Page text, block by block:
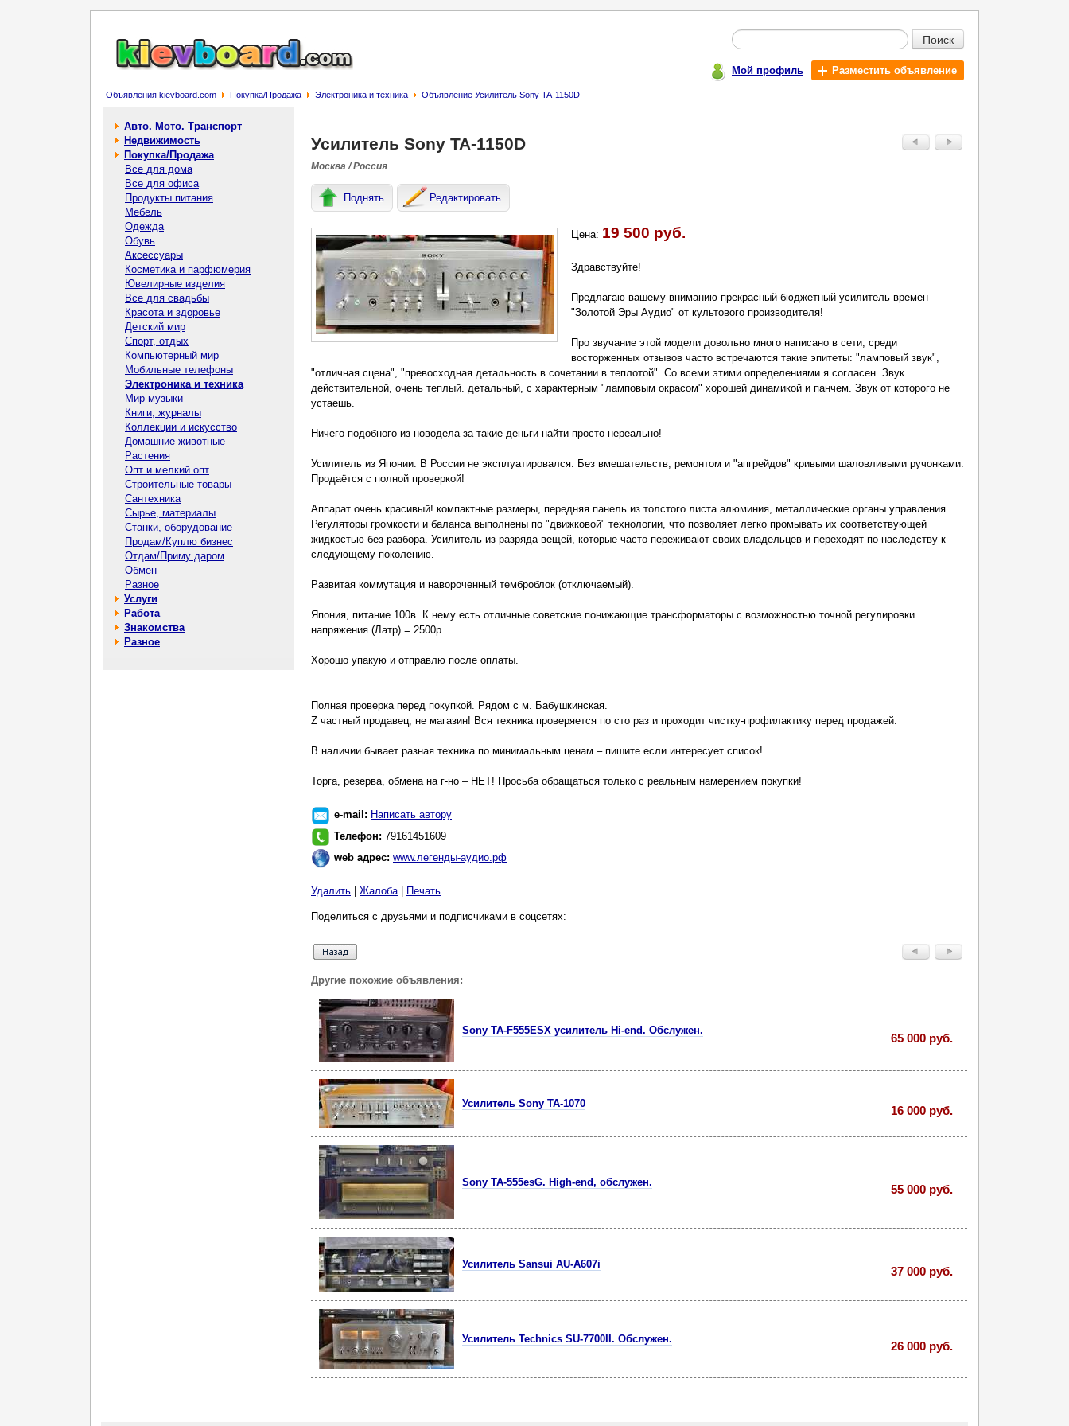
Поиск
Мой профиль Разместить объявление
Объявления kievboard.com Покупка/Продажа Электроника и техника Объявление Усилитель Sony TA-1150D
Авто. Мото. Транспорт
Недвижимость
Покупка/Продажа
Все для дома
Все для офиса
Продукты питания
Мебель
Одежда
Обувь
Аксессуары
Косметика и парфюмерия
Ювелирные изделия
Все для свадьбы
Красота и здоровье
Детский мир
Спорт, отдых
Компьютерный мир
Мобильные телефоны
Электроника и техника
Мир музыки
Книги, журналы
Коллекции и искусство
Домашние животные
Растения
Опт и мелкий опт
Строительные товары
Сантехника
Сырье, материалы
Станки, оборудование
Продам/Куплю бизнес
Отдам/Приму даром
Обмен
Разное
Услуги
Работа
Знакомства
Разное
Усилитель Sony TA-1150D
Москва / Россия
Поднять Редактировать
Цена: 19 500 руб.
Здравствуйте!
Предлагаю вашему вниманию прекрасный бюджетный усилитель времен
"Золотой Эры Аудио" от культового производителя!
Про звучание этой модели довольно много написано в сети, среди
восторженных отзывов часто встречаются такие эпитеты: "ламповый звук",
"отличная сцена", "превосходная детальность в сочетании в теплотой". Со всеми этими определениями я согласен. Звук.
действительной, очень теплый. детальный, с характерным "ламповым окрасом" хорошей динамикой и панчем. Звук от которого не
устаешь.
Ничего подобного из новодела за такие деньги найти просто нереально!
Усилитель из Японии. В России не эксплуатировался. Без вмешательств, ремонтом и "апгрейдов" кривыми шаловливыми ручонками.
Продаётся с полной проверкой!
Аппарат очень красивый! компактные размеры, передняя панель из толстого листа алюминия, металлические органы управления.
Регуляторы громкости и баланса выполнены по "движковой" технологии, что позволяет легко промывать их соответствующей
жидкостью без разбора. Усилитель из разряда вещей, которые часто переживают своих владельцев и переходят по наследству к
следующему поколению.
Развитая коммутация и навороченный темброблок (отключаемый).
Япония, питание 100в. К нему есть отличные советские понижающие трансформаторы с возможностью точной регулировки
напряжения (Латр) = 2500р.
Хорошо упакую и отправлю после оплаты.
Полная проверка перед покупкой. Рядом с м. Бабушкинская.
Z частный продавец, не магазин! Вся техника проверяется по сто раз и проходит чистку-профилактику перед продажей.
В наличии бывает разная техника по минимальным ценам – пишите если интересует список!
Торга, резерва, обмена на г-но – НЕТ! Просьба обращаться только с реальным намерением покупки!
e-mail: Написать автору
Телефон: 79161451609
web адрес: www.легенды-аудио.рф
Удалить Жалоба| Печать
Поделиться с друзьями и подписчиками в соцсетях:
Другие похожие объявления:
Sony TA-F555ESX усилитель Hi-end. Обслужен.
65 000 руб.
Усилитель Sony TA-1070
16 000 руб.
Sony TA-555esG. High-end, обслужен.
55 000 руб.
Усилитель Sansui AU-A607i
37 000 руб.
Усилитель Technics SU-7700II. Обслужен.
26 000 руб.